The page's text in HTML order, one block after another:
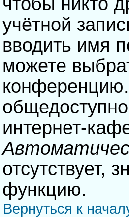
учётной
вводить имя
можете
интернет-
отсутствует,
функцию.
Вернуться к